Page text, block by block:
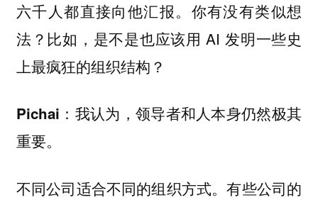
六千人都直接向他汇报。你有没有类似想
法？比如，是不是也应该用 AI 发明一些史
上最疯狂的组织结构？
Pichai ：我认为，领导者和人本身仍然极其
重要。
不同公司适合不同的组织方式。有些公司的